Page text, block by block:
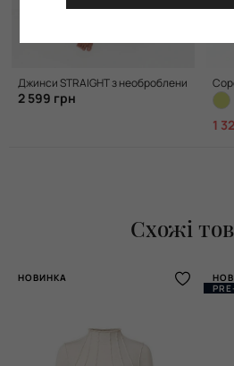
Джинси STRAIGHT з необробленим
2 599 грн
1
Схожі
НОВИНКА